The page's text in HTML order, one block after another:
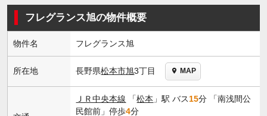
フレグランス旭の物件概要
物件名 フレグランス旭
所在地 長野県松本市旭3丁目 MAP
ＪＲ中央本線 「松本 」駅 バス15分 「南浅間公
民館前」停歩4分